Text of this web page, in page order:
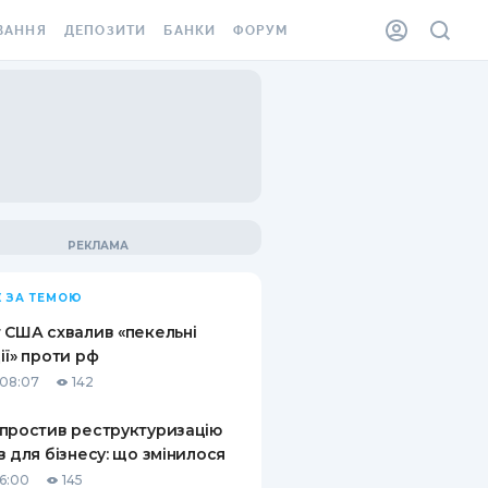
ВІНЬЄТКА
ВІД
ВИПАДКІВ
ДЕПОЗИТИ
ПИТАННЯ ТА ВІДПОВІДІ
ДЕПОЗИТНИЙ КАЛЬКУЛЯТОР
ПУТІВНИКИ ПО
БАНКИ ФОРУМ
ЗА ТЕМОЮ
США схвалив «пекельні
проти рф
142
реструктуризацію
для бізнесу: що змінилося
145